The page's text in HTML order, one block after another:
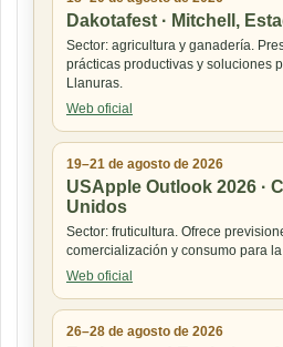
Dakotafest · Mitchell,
Sector: agricultura y ganadería.
prácticas productivas y soluciones
Llanuras.
Web oficial
19–21 de agosto de 2026
USApple Outlook 2026 ·
Unidos
Sector: fruticultura. Ofrece
comercialización y consumo para
Web oficial
26–28 de agosto de 2026